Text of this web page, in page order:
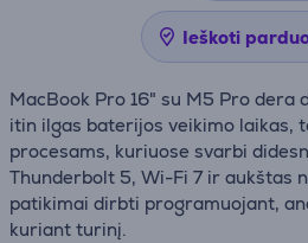
Ieškoti
MacBook Pro 16" su M5 Pro dera
itin ilgas baterijos veikimo laikas,
procesams, kuriuose svarbi
Thunderbolt 5, Wi-Fi 7 ir aukštas
patikimai dirbti programuojant,
kuriant turinį.